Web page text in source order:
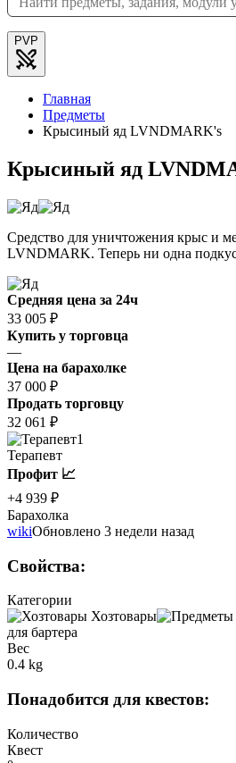
PVP
Главная
Предметы
Крысиный яд LVNDMARK's
Крысиный яд
Средство для уничтожения крыс и
LVNDMARK. Теперь ни одна
Средняя цена за 24ч
33 005 ₽
Купить у торговца
—
Цена на барахолке
37 000 ₽
Продать торговцу
32 061 ₽
1
Терапевт
Профит 📈
+4 939 ₽
Барахолка
wikiОбновлено 3 недели назад
Свойства:
Категории
Хозтовары
для бартера
Вес
0.4 kg
Понадобится для квестов:
Количество
Квест